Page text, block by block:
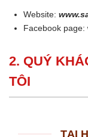
Website:
Facebook page:
2. QUÝ
TÔI
TẠI